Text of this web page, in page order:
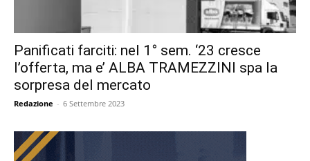
Panificati farciti: nel 1° sem. ‘23 cresce
l’offerta, ma e’ ALBA TRAMEZZINI spa la
sorpresa del mercato
Redazione - 6 Settembre 2023